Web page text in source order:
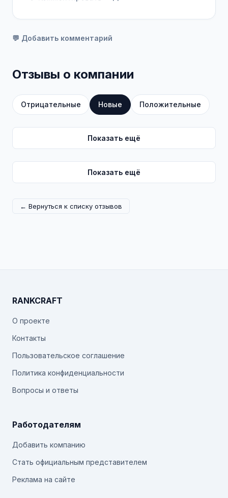
💬 Добавить комментарий
Отзывы о компании
Отрицательные Новые Положительные
Показать ещё
Показать ещё
← Вернуться к списку отзывов
RANKCRAFT
О проекте
Контакты
Пользовательское соглашение
Политика конфиденциальности
Вопросы и ответы
Работодателям
Добавить компанию
Стать официальным представителем
Реклама на сайте